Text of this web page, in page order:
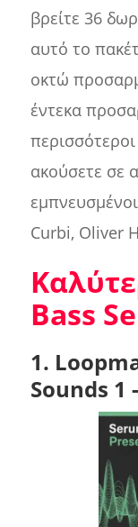
βρείτε 36
αυτό το
οκτώ
έντεκα
ακούσετε σε
Curbi, Oliver
Bass
1.
Sounds 1